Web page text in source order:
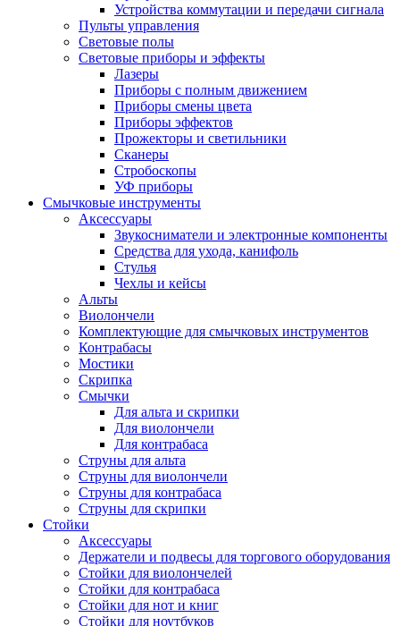
Устройства коммутации и передачи сигнала
Пульты управления
Световые полы
Световые приборы и эффекты
Лазеры
Приборы с полным движением
Приборы смены цвета
Приборы эффектов
Прожекторы и светильники
Сканеры
Стробоскопы
УФ приборы
Смычковые инструменты
Аксессуары
Звукосниматели и электронные компоненты
Средства для ухода, канифоль
Стулья
Чехлы и кейсы
Альты
Виолончели
Комплектующие для смычковых инструментов
Контрабасы
Мостики
Скрипка
Смычки
Для альта и скрипки
Для виолончели
Для контрабаса
Струны для альта
Струны для виолончели
Струны для контрабаса
Струны для скрипки
Стойки
Аксессуары
Держатели и подвесы для торгового оборудования
Стойки для виолончелей
Стойки для контрабаса
Стойки для нот и книг
Стойки для ноутбуков